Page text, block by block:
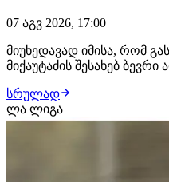
07 აგვ 2026, 17:00
მიუხედავად იმისა, რომ
მიქაუტაძის შესახებ
ფანჯრის ერთ-ერთ
დრომდე რჩება. როგორც
ქართველი
სრულად
ლა ლიგა